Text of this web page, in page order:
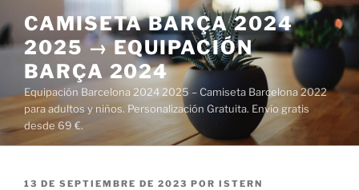
al
contenido
CAMISETA BARÇA 2024
2025 → EQUIPACIÓN
BARÇA 2024
Equipación Barcelona 2024 2025 – Camiseta Barcelona 2022
para adultos y niños. Personalización Gratuita. Envío gratis
desde 69 €.
PUBLICADO
13 DE SEPTIEMBRE DE 2023 POR ISTERN